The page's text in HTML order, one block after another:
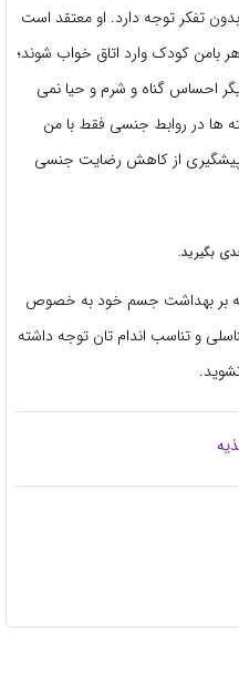
تفکر توجه دارد. او معتقد است
بامن کودک وارد اتاق خواب شوند؛
احساس گناه و شرم و حیا نمی
ها در روابط جنسی فقط با من
پیشگیری از کاهش رضایت جنسی
بگیرید.
بر بهداشت جسم خود به خصوص
و تناسب اندام تان توجه داشته